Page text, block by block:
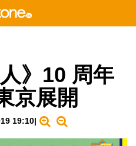
》10 周年
京展開
19:10|